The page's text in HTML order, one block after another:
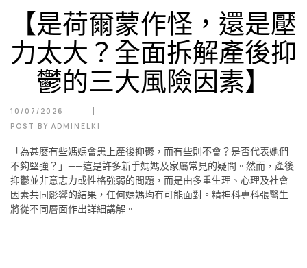
【是荷爾蒙作怪，還是壓
力太大？全面拆解產後抑
鬱的三大風險因素】
10/07/2026
POST BY ADMINELKI
「為甚麼有些媽媽會患上產後抑鬱，而有些則不會？是否代表她們
不夠堅強？」——這是許多新手媽媽及家屬常見的疑問。然而，產後
抑鬱並非意志力或性格強弱的問題，而是由多重生理、心理及社會
因素共同影響的結果，任何媽媽均有可能面對。精神科專科張醫生
將從不同層面作出詳細講解。